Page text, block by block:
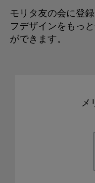
モリタ友の会に登
フデザインをもっ
ができます。
メ